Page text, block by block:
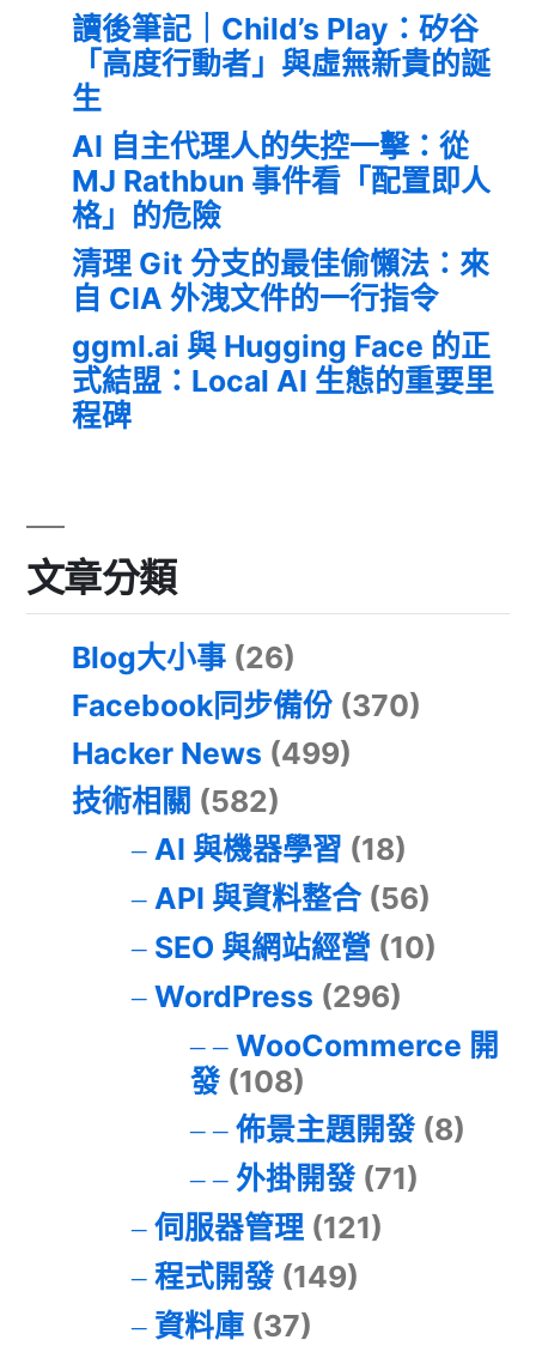
讀後筆記｜Child’s Play：矽谷
「高度行動者」與虛無新貴的誕
生
AI 自主代理人的失控一擊：從
MJ Rathbun 事件看「配置即人
格」的危險
清理 Git 分支的最佳偷懶法：來
自 CIA 外洩文件的一行指令
ggml.ai 與 Hugging Face 的正
式結盟：Local AI 生態的重要里
程碑
文章分類
Blog大小事 (26)
Facebook同步備份 (370)
Hacker News (499)
技術相關 (582)
AI 與機器學習 (18)
API 與資料整合(56)
SEO 與網站經營 (10)
WordPress (296)
WooCommerce 開
發(108)
佈景主題開發(8)
外掛開發(71)
伺服器管理(121)
程式開發(149)
資料庫(37)